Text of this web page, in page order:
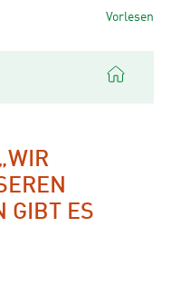
Vorlesen
GIBT ES